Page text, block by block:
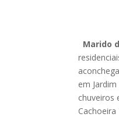
Marido
em
chuveiros
Cachoeira